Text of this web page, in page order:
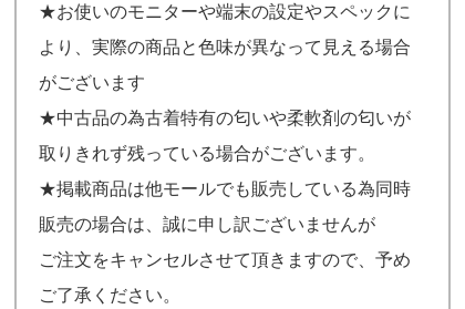
★お使いのモニターや端末の設定やスペックに
より、実際の商品と色味が異なって見える場合
がございます
★中古品の為古着特有の匂いや柔軟剤の匂いが
取りきれず残っている場合がございます。
★掲載商品は他モールでも販売している為同時
販売の場合は、誠に申し訳ございませんが
ご注文をキャンセルさせて頂きますので、予め
ご了承ください。